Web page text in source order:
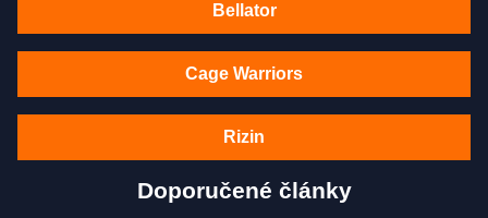
Bellator
Cage Warriors
Rizin
Doporučené články